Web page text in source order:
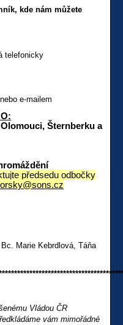
kde nám můžete
telefonicky
e-mailem
Šternberku a
předsedu odbočky
Marie Kebrdlová, Táňa
Vládou ČR
vám mimořádné